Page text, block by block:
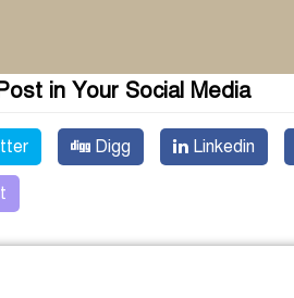
in Your Social Media
Digg Linkedin